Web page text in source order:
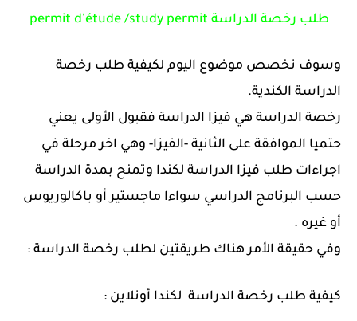
طلب رخصة الدراسة permit d'étude /study permit
وسوف نخصص موضوع اليوم لكيفية طلب رخصة
الدراسة الكندية.
رخصة الدراسة هي فيزا الدراسة فقبول الأولى يعني
حتميا الموافقة على الثانية -الفيزا- وهي اخر مرحلة في
اجراءات طلب فيزا الدراسة لكندا وتمنح بمدة الدراسة
حسب البرنامج الدراسي سواءا ماجستير أو باكالوريوس
أو غيره .
وفي حقيقة الأمر هناك طريقتين لطلب رخصة الدراسة :
كيفية طلب رخصة الدراسة لكندا أونلاين :